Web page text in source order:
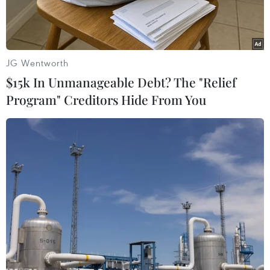
Nhà thầu thi công Dự án đường Hồ Chí Minh đoạn Chợ Chu-
Ngã ba Trung Sơn. (Ảnh: Khánh Hùng/Vietnam+)
Bộ Xây dựng vừa có văn bản gửi Ban Quản lý
dự án đường Hồ Chí Minh về việc tập trung đẩy
nhanh tiến độ thực hiện Dự án đường Hồ Chí
Minh, đoạn Chợ Chu-Ngã ba Trung Sơn.
JG Wentworth
$15k In Unmanageable Debt? The "Relief
Program" Creditors Hide From You